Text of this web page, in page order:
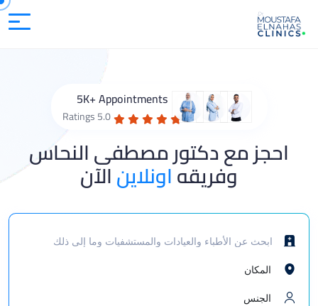
5K+ Appointments
5.0 Ratings
احجز مع دكتور مصطفى النحاس
وفريقهاونلاينالآن